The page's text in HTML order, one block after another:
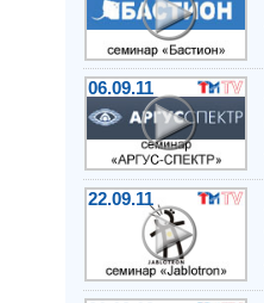
06.09.11
22.09.11